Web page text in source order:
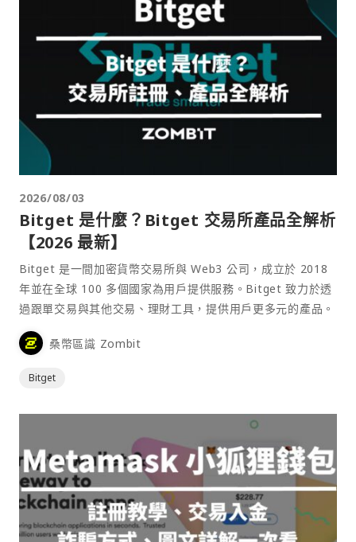
2026/08/03
Bitget 是什麼？Bitget 交易所產品全解析
【2026 最新】
Bitget 是一間加密貨幣交易所與 Web3 公司，成立於 2018
年並在全球 100 多個國家為用戶提供服務。Bitget 致力於透
過跟單交易與其他交易、理財工具，提供用戶更多元的產品。
桑幣區識 Zombit
Bitget